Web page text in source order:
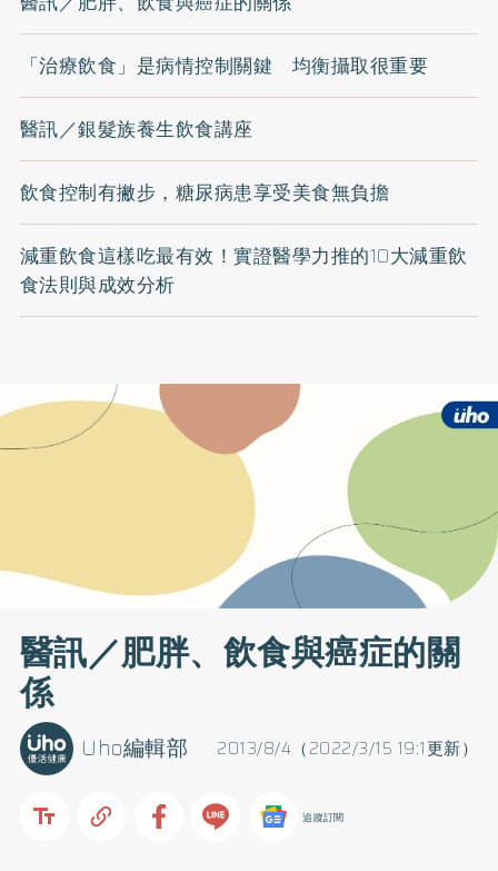
「治療飲食」是病情控制關鍵 均衡攝取很重要
醫訊／銀髮族養生飲食講座
飲食控制有撇步，糖尿病患享受美食無負擔
減重飲食這樣吃最有效！實證醫學力推的10大減重飲
食法則與成效分析
醫訊／肥胖、飲食與癌症的關
係
2013/8/4（2022/3/15 19:1更新）
Uho編輯部
追蹤訂閱